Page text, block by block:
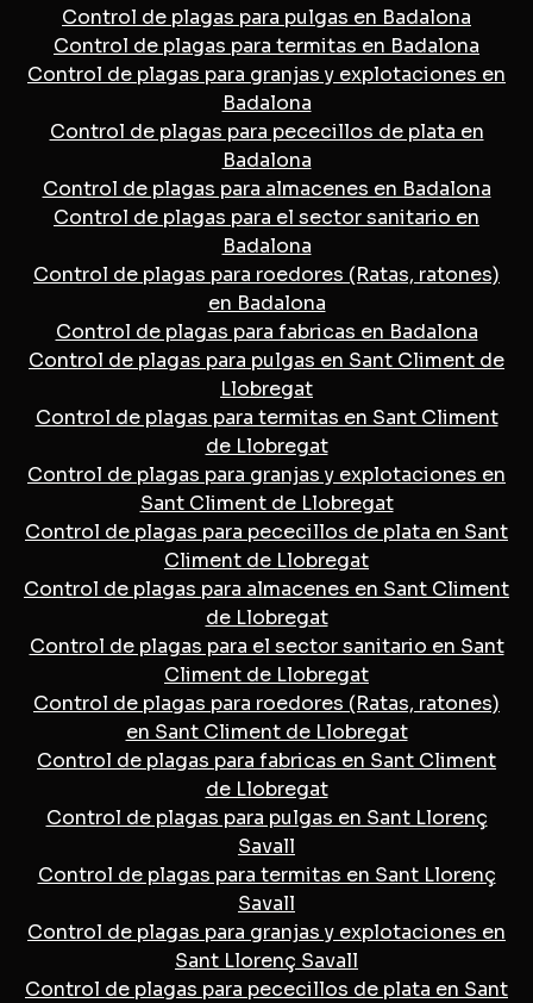
Control de plagas para pulgas en Badalona
Control de plagas para termitas en Badalona
Control de plagas para granjas y explotaciones en
Badalona
Control de plagas para pececillos de plata en
Badalona
Control de plagas para almacenes en Badalona
Control de plagas para el sector sanitario en
Badalona
Control de plagas para roedores (Ratas, ratones)
en Badalona
Control de plagas para fabricas en Badalona
Control de plagas para pulgas en Sant Climent de
Llobregat
Control de plagas para termitas en Sant Climent
de Llobregat
Control de plagas para granjas y explotaciones en
Sant Climent de Llobregat
Control de plagas para pececillos de plata en Sant
Climent de Llobregat
Control de plagas para almacenes en Sant Climent
de Llobregat
Control de plagas para el sector sanitario en Sant
Climent de Llobregat
Control de plagas para roedores (Ratas, ratones)
en Sant Climent de Llobregat
Control de plagas para fabricas en Sant Climent
de Llobregat
Control de plagas para pulgas en Sant Llorenç
Savall
Control de plagas para termitas en Sant Llorenç
Savall
Control de plagas para granjas y explotaciones en
Sant Llorenç Savall
Control de plagas para pececillos de plata en Sant